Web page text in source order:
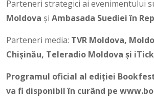
Parteneri strategici ai evenimentului
Moldova și Ambasada Suediei în
Parteneri media: TVR Moldova,
Chișinău, Teleradio Moldova și
Programul oficial al ediției
va fi disponibil în curând pe